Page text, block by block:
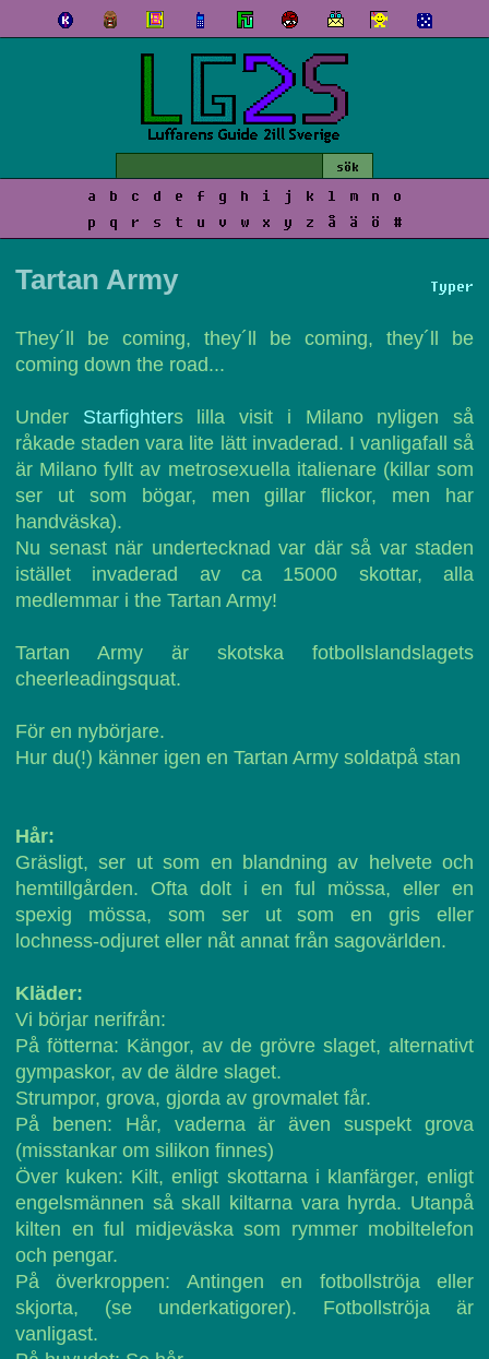
a b c d e f g h i j k l m n
o
p
q r s t u v w x y z å ä ö #
Typer
Tartan Army
They´ll be coming, they´ll be coming, they´ll be
coming down the road...
Under Starfighters lilla visit i Milano nyligen så
råkade staden vara lite lätt invaderad. I vanligafall så
är Milano fyllt av metrosexuella italienare (killar som
ser ut som bögar, men gillar flickor, men har
handväska).
Nu senast när undertecknad var där så var staden
istället invaderad av ca 15000 skottar, alla
medlemmar i the Tartan Army!
Tartan Army är skotska fotbollslandslagets
cheerleadingsquat.
För en nybörjare.
Hur du(!) känner igen en Tartan Army soldatpå stan
Hår:
Gräsligt, ser ut som en blandning av helvete och
hemtillgården. Ofta dolt i en ful mössa, eller en
spexig mössa, som ser ut som en gris eller
lochness-odjuret eller nåt annat från sagovärlden.
Kläder:
Vi börjar nerifrån:
På fötterna: Kängor, av de grövre slaget, alternativt
gympaskor, av de äldre slaget.
Strumpor, grova, gjorda av grovmalet får.
På benen: Hår, vaderna är även suspekt grova
(misstankar om silikon finnes)
Över kuken: Kilt, enligt skottarna i klanfärger, enligt
engelsmännen så skall kiltarna vara hyrda. Utanpå
kilten en ful midjeväska som rymmer mobiltelefon
och pengar.
På överkroppen: Antingen en fotbollströja eller
skjorta, (se underkatigorer). Fotbollströja är
vanligast.